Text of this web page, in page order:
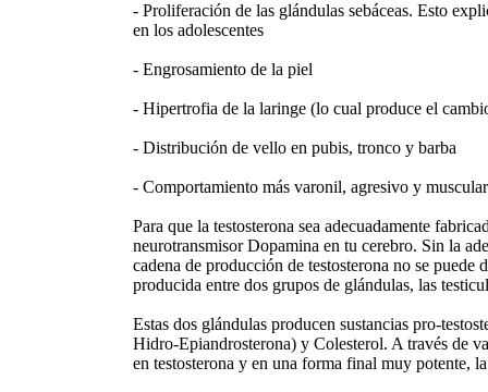
- Proliferación de las glándulas sebáceas. Esto
en los adolescentes
- Engrosamiento de la piel
- Hipertrofia de la laringe (lo cual produce el
- Distribución de vello en pubis, tronco y barba
- Comportamiento más varonil, agresivo y muscular
Para que la testosterona sea adecuadamente
neurotransmisor Dopamina en tu cerebro. Sin la
cadena de producción de testosterona no se puede
producida entre dos grupos de glándulas, las
Estas dos glándulas producen sustancias pro-
Hidro-Epiandrosterona) y Colesterol. A través de
en testosterona y en una forma final muy potente,